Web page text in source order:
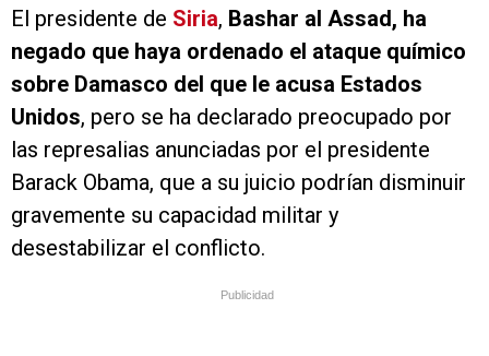
El presidente de Siria, Bashar al Assad, ha
negado que haya ordenado el ataque químico
sobre Damasco del que le acusa Estados
Unidos, pero se ha declarado preocupado por
las represalias anunciadas por el presidente
Barack Obama, que a su juicio podrían disminuir
gravemente su capacidad militar y
desestabilizar el conflicto.
Publicidad